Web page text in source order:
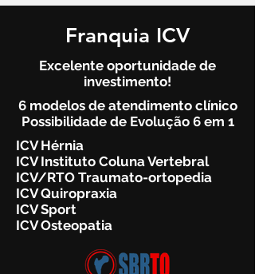
Franquia ICV
Excelente oportunidade de
investimento!
6 modelos de atendimento clínico
Possibilidade de Evolução 6 em 1
ICV Hérnia
ICV Instituto Coluna Vertebral
ICV/RTO Traumato-ortopedia
ICV Quiropraxia
ICV Sport
ICV Osteopatia